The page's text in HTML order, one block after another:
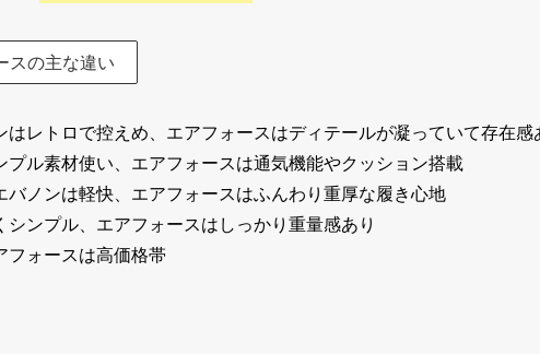
スの主な違い
はレトロで控えめ、エアフォースはディテールが凝っていて存在感
プル素材使い、エアフォースは通気機能やクッション搭載
バノンは軽快、エアフォースはふんわり重厚な履き心地
シンプル、エアフォースはしっかり重量感あり
フォースは高価格帯